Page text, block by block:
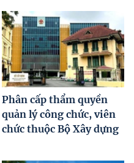
Phân cấp thẩm quyền
quản lý công chức, viên
chức thuộc Bộ Xây dựng